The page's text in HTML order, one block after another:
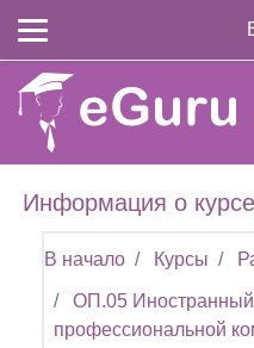
Информация о курсе
В начало Курсы
ОП.05
профессиональной